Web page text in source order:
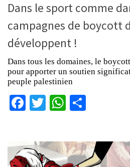
Dans le sport comme
campagnes de boycott
développent !
Dans tous les domaines, le
pour apporter un soutien
peuple palestinien
Facebook
TwitterWhatsApp